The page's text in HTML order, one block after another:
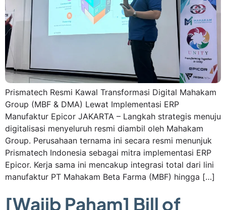
Prismatech Resmi Kawal Transformasi Digital Mahakam
Group (MBF & DMA) Lewat Implementasi ERP
Manufaktur Epicor JAKARTA – Langkah strategis menuju
digitalisasi menyeluruh resmi diambil oleh Mahakam
Group. Perusahaan ternama ini secara resmi menunjuk
Prismatech Indonesia sebagai mitra implementasi ERP
Epicor. Kerja sama ini mencakup integrasi total dari lini
manufaktur PT Mahakam Beta Farma (MBF) hingga […]
[Wajib Paham] Bill of